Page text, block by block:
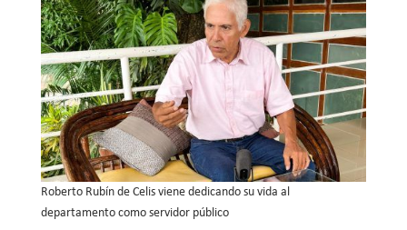
Roberto Rubín de Celis viene dedicando su vida al
departamento como servidor público